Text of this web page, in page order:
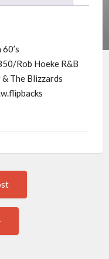
Rob Hoeke R&B
The Blizzards